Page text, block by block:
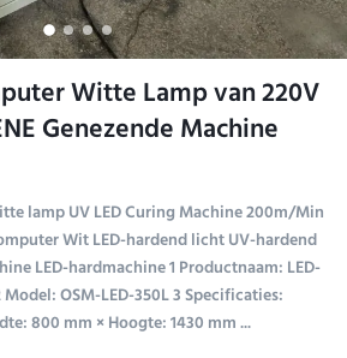
Witte Lamp van 220V
Genezende Machine
lamp UV LED Curing Machine 200m/Min
Wit LED-hardend licht UV-hardend
LED-hardmachine 1 Productnaam: LED-
OSM-LED-350L 3 Specificaties:
800 mm × Hoogte: 1430 mm ...